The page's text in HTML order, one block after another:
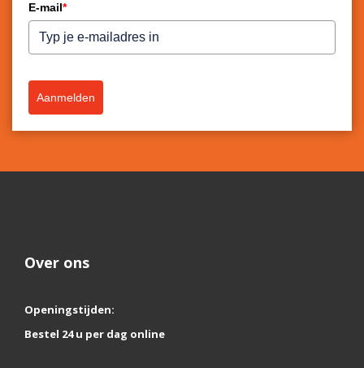
E-mail*
Aanmelden
Over ons
Openingstijden:
Bestel 24 u per dag online